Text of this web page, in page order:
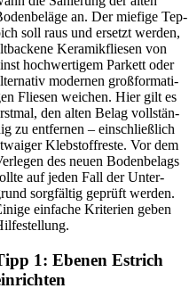
an. Der mie­fi­ge Tep­
soll raus und ersetzt wer­den,
Kera­mik­flie­sen von
hoch­wer­ti­gem Par­kett oder
moder­nen groß­for­ma­ti­
Flie­sen wei­chen. Hier gilt es
den alten Belag voll­stän­
zu ent­fer­nen – ein­schließ­lich
Kleb­stoff­res­te. Vor dem
des neu­en Boden­be­lags
auf jeden Fall der Unter­
sorg­fäl­tig geprüft wer­den.
ein­fa­che Kri­te­ri­en geben
1: Ebenen Estrich